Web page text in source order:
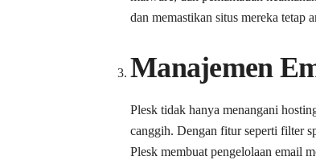
dan memastikan situs mereka tetap
Manajemen
Plesk tidak hanya menangani
canggih. Dengan fitur seperti filter
Plesk membuat pengelolaan email